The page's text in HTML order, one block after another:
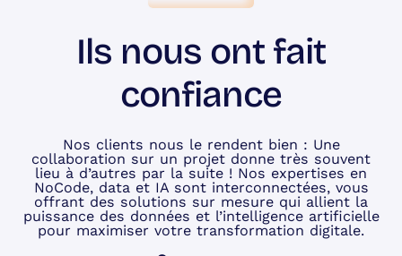
Ils nous ont fait
confiance
Nos clients nous le rendent bien : Une
collaboration sur un projet donne très souvent
lieu à d’autres par la suite ! Nos expertises en
NoCode, data et IA sont interconnectées, vous
offrant des solutions sur mesure qui allient la
puissance des données et l’intelligence artificielle
pour maximiser votre transformation digitale.